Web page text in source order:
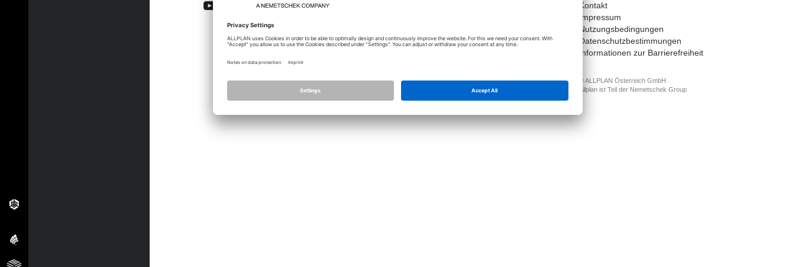
Lizenz
Datenschutz Einstellungen
Kontakt
Impressum
Nutzungsbedingungen
Datenschutzbestimmungen
Informationen zur Barrierefreiheit
© ALLPLAN Österreich GmbH
Allplan ist Teil der Nemetschek Group